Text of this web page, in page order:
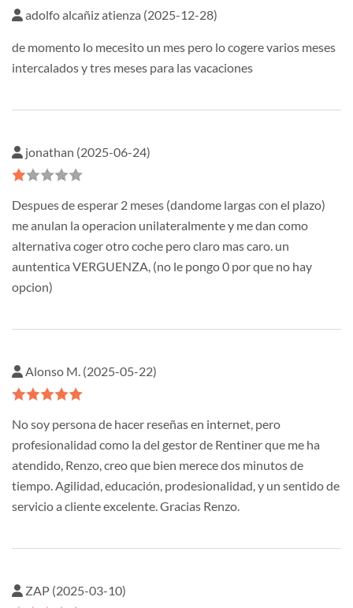
adolfo alcañiz atienza (2025-12-28)
de momento lo mecesito un mes pero lo cogere varios meses
intercalados y tres meses para las vacaciones
jonathan (2025-06-24)
Despues de esperar 2 meses (dandome largas con el plazo)
me anulan la operacion unilateralmente y me dan como
alternativa coger otro coche pero claro mas caro. un
auntentica VERGUENZA, (no le pongo 0 por que no hay
opcion)
Alonso M. (2025-05-22)
No soy persona de hacer reseñas en internet, pero
profesionalidad como la del gestor de Rentiner que me ha
atendido, Renzo, creo que bien merece dos minutos de
tiempo. Agilidad, educación, prodesionalidad, y un sentido de
servicio a cliente excelente. Gracias Renzo.
ZAP (2025-03-10)